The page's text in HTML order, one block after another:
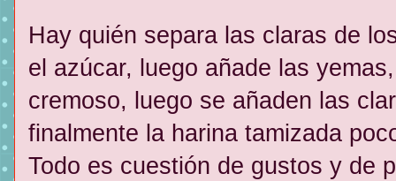
Hay quién separa las claras de
el azúcar, luego añade las
cremoso, luego se añaden las
finalmente la harina tamizada
Todo es cuestión de gustos y de